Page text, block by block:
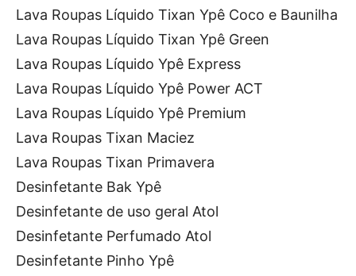
Lava Roupas Líquido Tixan Ypê Coco e Baunilha
Lava Roupas Líquido Tixan Ypê Green
Lava Roupas Líquido Ypê Express
Lava Roupas Líquido Ypê Power ACT
Lava Roupas Líquido Ypê Premium
Lava Roupas Tixan Maciez
Lava Roupas Tixan Primavera
Desinfetante Bak Ypê
Desinfetante de uso geral Atol
Desinfetante Perfumado Atol
Desinfetante Pinho Ypê